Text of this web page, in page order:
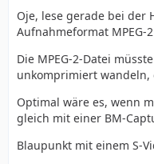
Oje, lese gerade bei der
Aufnahmeformat MPEG-
Die MPEG-2-Datei
unkomprimiert wandeln,
Optimal wäre es, wenn
gleich mit einer BM-
Blaupunkt mit einem S-